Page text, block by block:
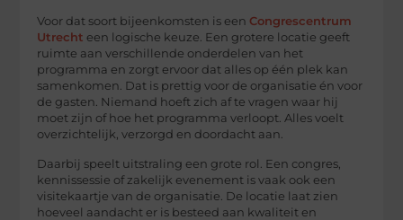
Voor dat soort bijeenkomsten is een Congrescentrum
Utrecht een logische keuze. Een grotere locatie geeft
ruimte aan verschillende onderdelen van het
programma en zorgt ervoor dat alles op één plek kan
samenkomen. Dat is prettig voor de organisatie én voor
de gasten. Niemand hoeft zich af te vragen waar hij
moet zijn of hoe het programma verloopt. Alles voelt
overzichtelijk, verzorgd en doordacht aan.
Daarbij speelt uitstraling een grote rol. Een congres,
kennissessie of zakelijk evenement is vaak ook een
visitekaartje van de organisatie. De locatie laat zien
hoeveel aandacht er is besteed aan kwaliteit en